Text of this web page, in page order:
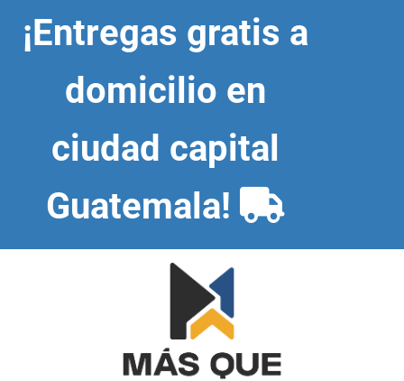
content¡Entregas gratis a
domicilio en
ciudad capital
Guatemala!